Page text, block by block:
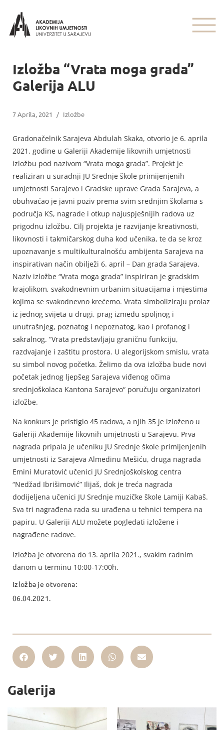
Izložba “Vrata moga grada”
Galerija ALU
7 Aprila, 2021 / Izložbe
Gradonačelnik Sarajeva Abdulah Skaka, otvorio je 6. aprila
2021. godine u Galeriji Akademije likovnih umjetnosti
izložbu pod nazivom “Vrata moga grada”. Projekt je
realiziran u suradnji JU Srednje škole primijenjenih
umjetnosti Sarajevo i Gradske uprave Grada Sarajeva, a
obuhvaćao je javni poziv prema svim srednjim školama s
područja KS, nagrade i otkup najuspješnijih radova uz
prigodnu izložbu. Cilj projekta je razvijanje kreativnosti,
likovnosti i takmičarskog duha kod učenika, te da se kroz
upoznavanje s multikulturalnošću ambijenta Sarajeva na
inspirativan način obilježi 6. april – Dan grada Sarajeva.
Naziv izložbe “Vrata moga grada” inspiriran je gradskim
krajolikom, svakodnevnim urbanim situacijama i mjestima
kojima se svakodnevno krećemo. Vrata simboliziraju prolaz
iz jednog svijeta u drugi, prag između spoljnog i
unutrašnjeg, poznatog i nepoznatog, kao i profanog i
sakralnog. “Vrata predstavljaju graničnu funkciju,
razdvajanje i zaštitu prostora. U alegorijskom smislu, vrata
su simbol novog početka. Želimo da ova izložba bude novi
početak jednog ljepšeg Sarajeva viđenog očima
srednjoškolaca Kantona Sarajevo“ poručuju organizatori
izložbe.
Na konkurs je pristiglo 45 radova, a njih 35 je izloženo u
Galeriji Akademije likovnih umjetnosti u Sarajevu. Prva
nagrada pripala je učeniku JU Srednje škole primijenjenih
umjetnosti iz Sarajeva Almedinu Mešiću, druga nagrada
Emini Muratović učenici JU Srednjoškolskog centra
“Nedžad Ibrišimović” Ilijaš, dok je treća nagrada
dodijeljena učenici JU Srednje muzičke škole Lamiji Kabaš.
Sva tri nagrađena rada su urađena u tehnici tempera na
papiru. U Galeriji ALU možete pogledati izložene i
nagrađene radove.
Izložba je otvorena do 13. aprila 2021., svakim radnim
danom u terminu 10:00-17:00h.
Izložba je otvorena:
06.04.2021.
Galerija